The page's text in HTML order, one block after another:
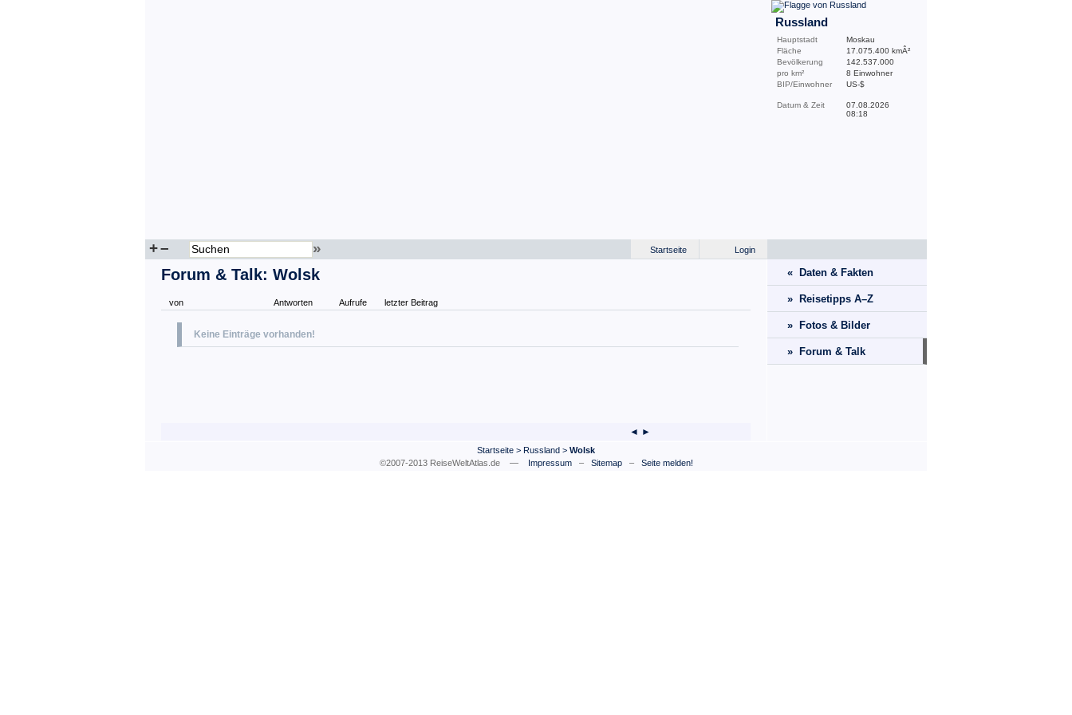
Russland
Hauptstadt
Moskau
Fläche
17.075.400 kmÂ²
Bevölkerung
142.537.000
pro km²
8 Einwohner
BIP/Einwohner
US-$
Datum & Zeit
07.08.2026
08:18
+– » Login
Startseite
Forum & Talk: Wolsk
von Antworten Aufrufe letzter Beitrag
Keine Einträge vorhanden!
◄ ►
« Daten & Fakten
» Reisetipps A–Z
» Fotos & Bilder
» Forum & Talk
Startseite > Russland > Wolsk
©2007-2013 ReiseWeltAtlas.de —
Impressum– Sitemap– Seite melden!